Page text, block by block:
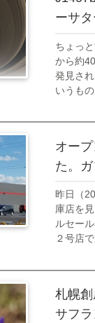
ーサタ
ちょっ
から約
発見さ
いうも
像を巡
ろうと
オー
た。
昨日（
庫店を
ルセー
２号店
ンしま
が来ま
札幌
サフ